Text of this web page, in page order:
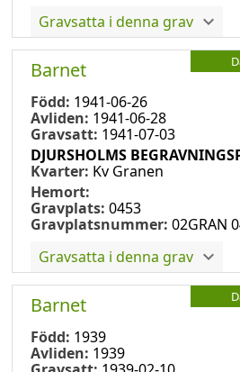
Gravsatta i denna grav
Barnet
Född: 1941-06-26
Avliden: 1941-06-28
Gravsatt: 1941-07-03
DJURSHOLMS
Kvarter: Kv Granen
Hemort:
Gravplats: 0453
Gravplatsnummer: 02GRAN
Gravsatta i denna grav
Barnet
Född: 1939
Avliden: 1939